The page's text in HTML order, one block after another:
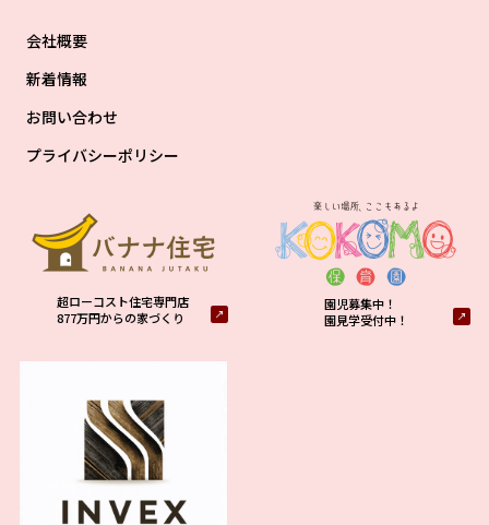
会社概要
新着情報
お問い合わせ
プライバシーポリシー
超ローコスト住宅専門店
877万円からの家づくり
園児募集中！
園見学受付中！